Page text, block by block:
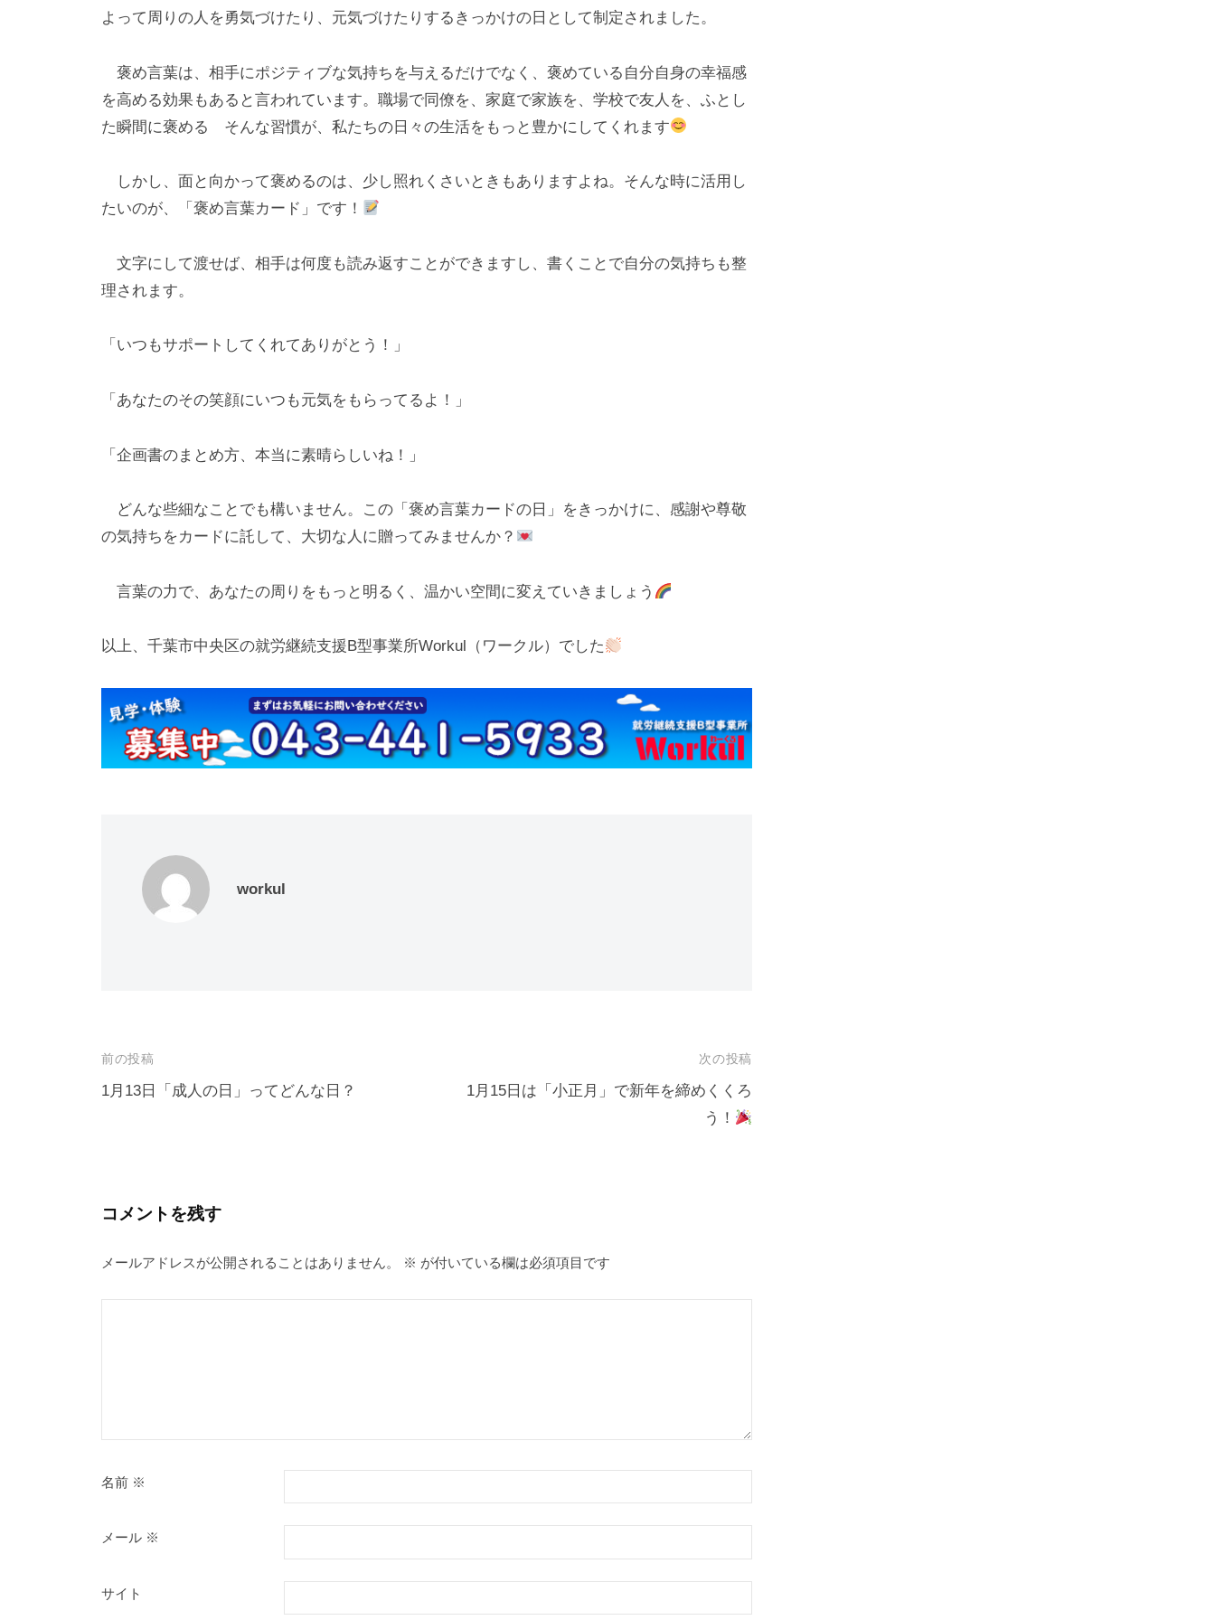
o
u
l
日
よって周りの人を勇気づけたり、元気づけたりするきっかけの日として制定されました。
褒め言葉は、相手にポジティブな気持ちを与えるだけでなく、褒めている自分自身の幸福感
を高める効果もあると言われています。職場で同僚を、家庭で家族を、学校で友人を、ふとし
た瞬間に褒める そんな習慣が、私たちの日々の生活をもっと豊かにしてくれます
しかし、面と向かって褒めるのは、少し照れくさいときもありますよね。そんな時に活用し
たいのが、「褒め言葉カード」です！
文字にして渡せば、相手は何度も読み返すことができますし、書くことで自分の気持ちも整
理されます。
「いつもサポートしてくれてありがとう！」
「あなたのその笑顔にいつも元気をもらってるよ！」
「企画書のまとめ方、本当に素晴らしいね！」
どんな些細なことでも構いません。この「褒め言葉カードの日」をきっかけに、感謝や尊敬
の気持ちをカードに託して、大切な人に贈ってみませんか？
言葉の力で、あなたの周りをもっと明るく、温かい空間に変えていきましょう
以上、千葉市中央区の就労継続支援B型事業所Workul（ワークル）でした
workul
投
稿
ー
ョ
ン
前の投稿
1月13日「成人の日」ってどんな日？
次の投稿
1月15日は「小正月」で新年を締めくくろ
う！
コメントを残す
メールアドレスが公開されることはありません。 ※ が付いている欄は必須項目です
名前 ※
メール ※
サイト